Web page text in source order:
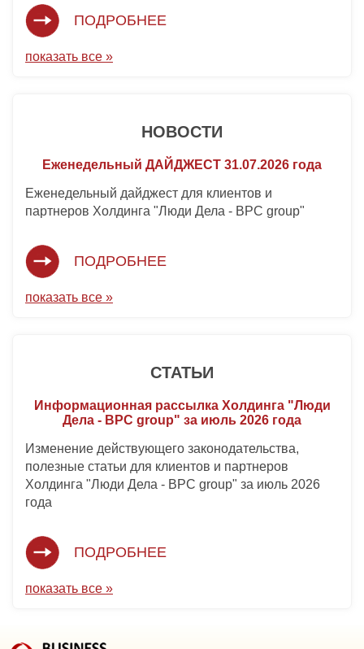
ПОДРОБНЕЕ
показать все »
НОВОСТИ
Еженедельный ДАЙДЖЕСТ 31.07.2026 года
Еженедельный дайджест для клиентов и
партнеров Холдинга "Люди Дела - BPC group"
ПОДРОБНЕЕ
показать все »
СТАТЬИ
Информационная рассылка Холдинга "Люди
Дела - BPC group" за июль 2026 года
Изменение действующего законодательства,
полезные статьи для клиентов и партнеров
Холдинга "Люди Дела - BPC group" за июль 2026
года
ПОДРОБНЕЕ
показать все »